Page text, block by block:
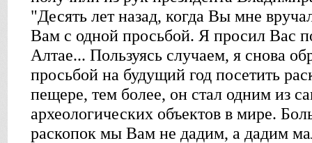
"Десять лет назад, когда Вы мне
Вам с одной просьбой. Я просил Вас
Алтае... Пользуясь случаем, я снова
просьбой на будущий год посетить
пещере, тем более, он стал одним из
археологических объектов в мире.
раскопок мы Вам не дадим, а дадим